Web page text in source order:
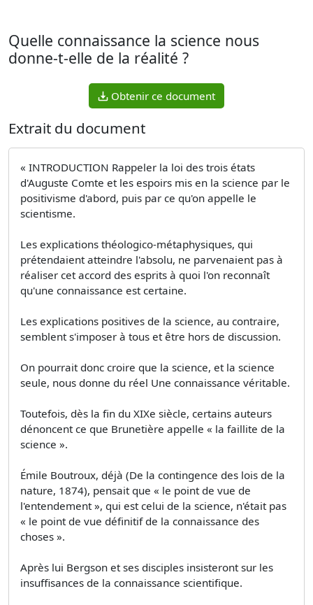
Quelle connaissance la science nous
donne-t-elle de la réalité ?
Obtenir ce document
Extrait du document
« INTRODUCTION Rappeler la loi des trois états
d'Auguste Comte et les espoirs mis en la science par le
positivisme d'abord, puis par ce qu'on appelle le
scientisme.
Les explications théologico-métaphysiques, qui
prétendaient atteindre l'absolu, ne parvenaient pas à
réaliser cet accord des esprits à quoi l'on reconnaît
qu'une connaissance est certaine.
Les explications positives de la science, au contraire,
semblent s'imposer à tous et être hors de discussion.
On pourrait donc croire que la science, et la science
seule, nous donne du réel Une connaissance véritable.
Toutefois, dès la fin du XIXe siècle, certains auteurs
dénoncent ce que Brunetière appelle « la faillite de la
science ».
Émile Boutroux, déjà (De la contingence des lois de la
nature, 1874), pensait que « le point de vue de
l'entendement », qui est celui de la science, n'était pas
« le point de vue définitif de la connaissance des
choses ».
Après lui Bergson et ses disciples insisteront sur les
insuffisances de la connaissance scientifique.